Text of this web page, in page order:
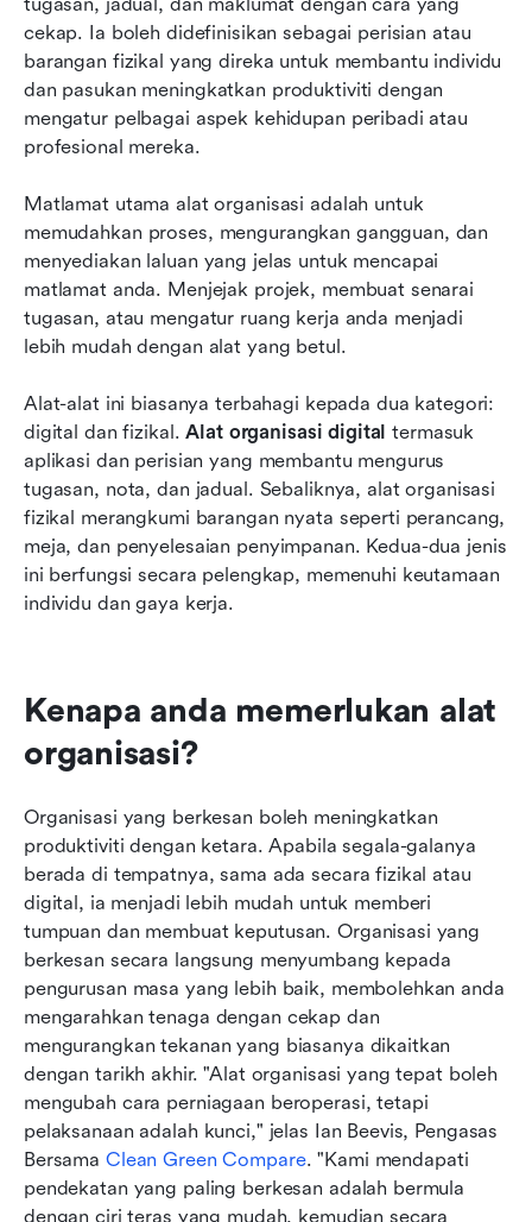
cekap. Ia boleh didefinisikan sebagai perisian atau
barangan fizikal yang direka untuk membantu individu
dan pasukan meningkatkan produktiviti dengan
mengatur pelbagai aspek kehidupan peribadi atau
profesional mereka.
Matlamat utama alat organisasi adalah untuk
memudahkan proses, mengurangkan gangguan, dan
menyediakan laluan yang jelas untuk mencapai
matlamat anda. Menjejak projek, membuat senarai
tugasan, atau mengatur ruang kerja anda menjadi
lebih mudah dengan alat yang betul.
Alat-alat ini biasanya terbahagi kepada dua kategori:
digital dan fizikal. Alat organisasi digital termasuk
aplikasi dan perisian yang membantu mengurus
tugasan, nota, dan jadual. Sebaliknya, alat organisasi
fizikal merangkumi barangan nyata seperti perancang,
meja, dan penyelesaian penyimpanan. Kedua-dua jenis
ini berfungsi secara pelengkap, memenuhi keutamaan
individu dan gaya kerja.
Kenapa anda memerlukan alat
organisasi?
Organisasi yang berkesan boleh meningkatkan
produktiviti dengan ketara. Apabila segala-galanya
berada di tempatnya, sama ada secara fizikal atau
digital, ia menjadi lebih mudah untuk memberi
tumpuan dan membuat keputusan. Organisasi yang
berkesan secara langsung menyumbang kepada
pengurusan masa yang lebih baik, membolehkan anda
mengarahkan tenaga dengan cekap dan
mengurangkan tekanan yang biasanya dikaitkan
dengan tarikh akhir. "Alat organisasi yang tepat boleh
mengubah cara perniagaan beroperasi, tetapi
pelaksanaan adalah kunci," jelas Ian Beevis, Pengasas
Bersama Clean Green Compare. "Kami mendapati
pendekatan yang paling berkesan adalah bermula
dengan ciri teras yang mudah, kemudian secara
8 alat organisasi teratas
Aliran masa depan dalam alat organisasi
Kesimpulan
Bacaan berkaitan